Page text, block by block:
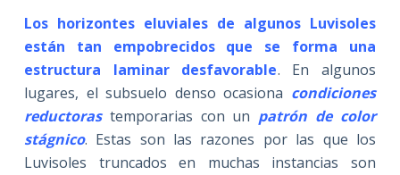
Los horizontes eluviales de algunos Luvisoles
están tan empobrecidos que se forma una
estructura laminar desfavorable. En algunos
lugares, el subsuelo denso ocasiona condiciones
reductoras temporarias con un patrón de color
stágnico. Estas son las razones por las que los
Luvisoles truncados en muchas instancias son